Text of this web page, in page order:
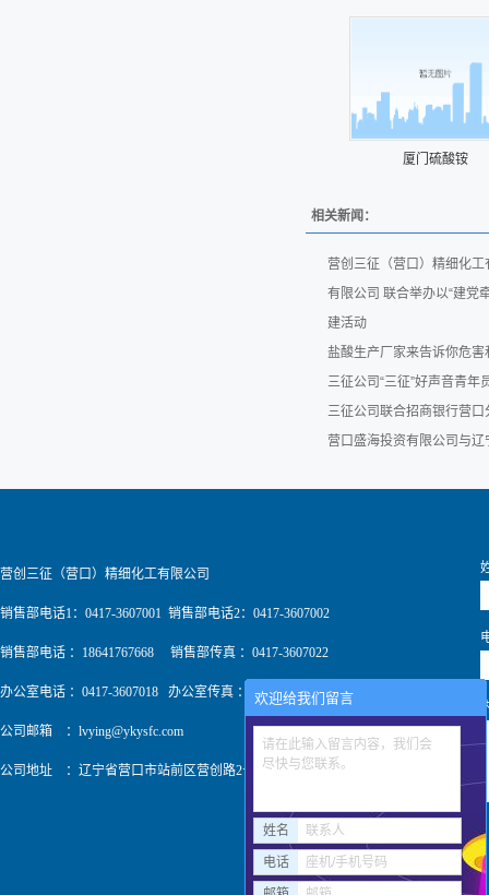
厦门硫酸铵
相关新闻：
营创三征（营口）精细化
有限公司 联合举办以“建党
建活动
盐酸生产厂家来告诉你危害
三征公司“三征”好声音青
三征公司联合招商银行营
营口盛海投资有限公司与
营创三征（营口）精细化工有限公司
销售部电话1：0417-3607001 销售部电话2：0417-3607002
销售部电话 ：18641767668 销售部传真 ：0417-3607022
办公室电话 ：0417-3607018 办公室传真 ：0417-3607009
公司邮箱 ： lvying@ykysfc.com
公司地址 ：辽宁省营口市站前区营创路2号
欢迎给我们留言
请在此输入留言内容，我们会
尽快与您联系。
姓名 联系人
电话 座机/手机号码